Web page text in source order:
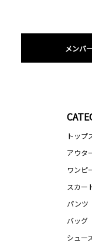
メンバ
トップ
アウタ
ワンピ
スカー
パンツ
バッグ
シュー